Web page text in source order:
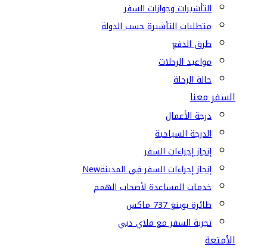
التأشيرات وجوازات السفر
متطلبات التأشيرة حسب الدولة
طرق الدفع
مواعيد الرحلات
حالة الرحلة
السفر معنا
درجة الأعمال
الدرجة السياحية
إنجاز إجراءات السفر
إنجاز إجراءات السفر في المدينةNew
خدمات المساعدة لأصحاب الهمم
طائرة بوينغ 737 ماكس
تجربة السفر مع فلاي دبي
الأمتعة